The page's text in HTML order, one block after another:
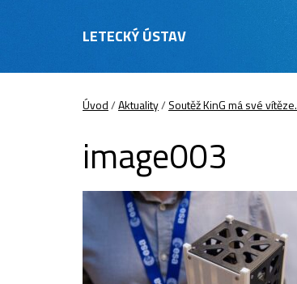
LETECKÝ ÚSTAV
Úvod/Aktuality/ Soutěž KinG má své
image003